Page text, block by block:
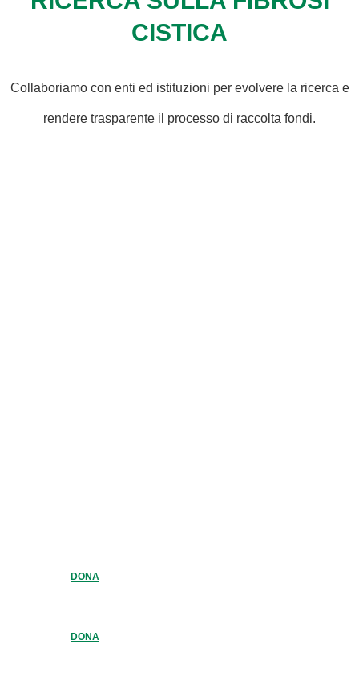
CISTICA
Collaboriamo con enti ed istituzioni per evolvere la ricerca e
rendere trasparente il processo di raccolta fondi.
DONA
DONA